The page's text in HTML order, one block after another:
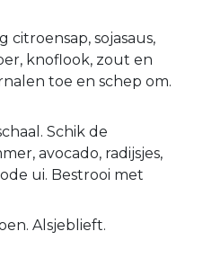
citroensap, sojasaus,
knoflook, zout en
toe en schep om.
Schik de
avocado, radijsjes,
ui. Bestrooi met
Alsjeblieft.